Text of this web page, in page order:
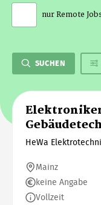
nur Remote
SUCHEN
HeWa
Mainz
keine Angabe
Vollzeit